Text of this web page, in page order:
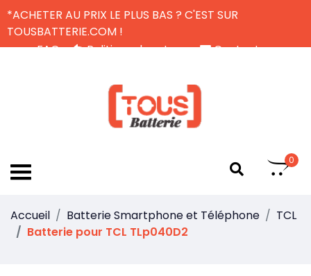
*ACHETER AU PRIX LE PLUS BAS ? C'EST SUR
TOUSBATTERIE.COM !
FAQ
Politique de retour
Contactez-nous
0
Accueil Batterie Smartphone et Téléphone
TCL
Batterie pour TCL TLp040D2